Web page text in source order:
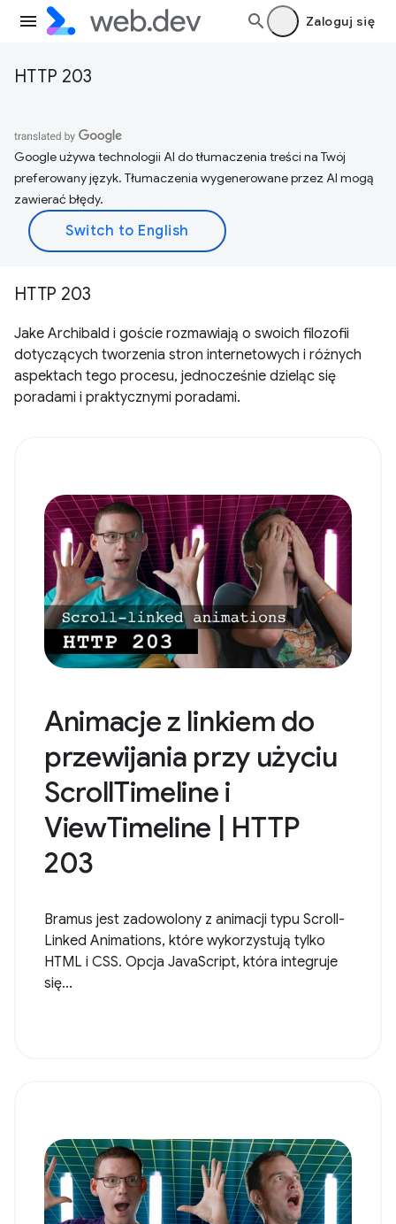
Zaloguj się
HTTP 203
Google używa technologii AI do tłumaczenia treści na Twój
preferowany język. Tłumaczenia wygenerowane przez AI mogą
zawierać błędy.
HTTP 203
Jake Archibald i goście rozmawiają o swoich filozofii
dotyczących tworzenia stron internetowych i różnych
aspektach tego procesu, jednocześnie dzieląc się
poradami i praktycznymi poradami.
Animacje z linkiem do
przewijania przy użyciu
ScrollTimeline i
ViewTimeline | HTTP
203
Bramus jest zadowolony z animacji typu Scroll-
Linked Animations, które wykorzystują tylko
HTML i CSS. Opcja JavaScript, która integruje
się...